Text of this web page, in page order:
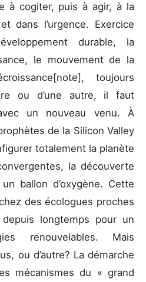
à cogiter, puis à agir, à la
dans l’urgence. Exercice
durable, la
le mouvement de la
toujours
ou d’une autre, il faut
un nouveau venu. À
de la Silicon Valley
totalement la planète
la découverte
ballon d’oxygène. Cette
des écologues proches
longtemps pour un
renouvelables. Mais
ou d’autre? La démarche
mécanismes du « grand